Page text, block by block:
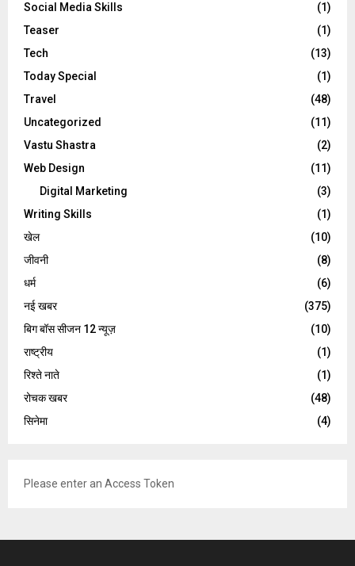
Social Media Skills
(1)
Teaser
(1)
Tech
(13)
Today Special
(1)
Travel
(48)
Uncategorized
(11)
Vastu Shastra
(2)
Web Design
(11)
Digital Marketing
(3)
Writing Skills
(1)
खेल
(10)
जीवनी
(8)
धर्म
(6)
नई खबर
(375)
बिग बॉस सीजन 12 न्यूज़
(10)
राष्ट्रीय
(1)
रिश्ते नाते
(1)
रोचक खबर
(48)
सिनेमा
(4)
Please enter an Access Token